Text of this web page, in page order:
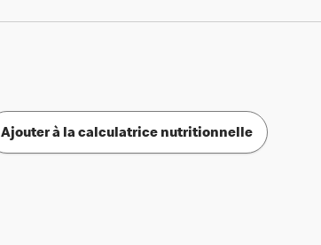
Ajouter à la calculatrice nutritionnelle